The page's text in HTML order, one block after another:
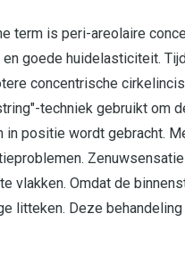
term is peri-areolaire
goede huidelasticiteit.
concentrische
techniek gebruikt om
in positie wordt gebracht.
vlakken. Omdat de
litteken. Deze